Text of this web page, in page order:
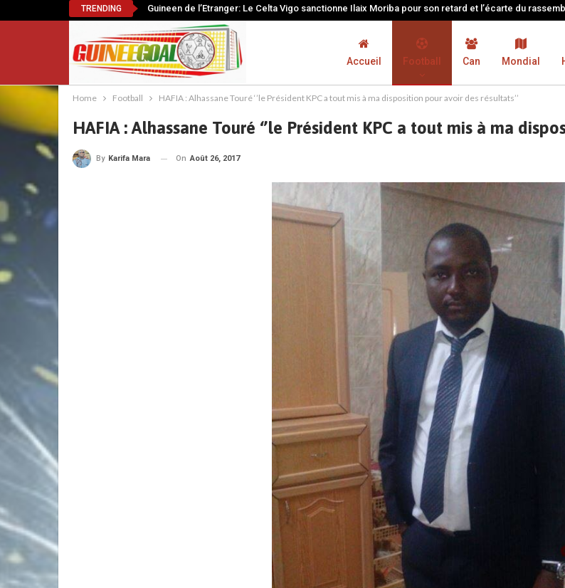
TRENDING Guineen de l’Etranger: Le Celta Vigo sanctionne Ilaix Moriba pour son retard et l’écarte du
Accueil Football Can Mondial
Home Football HAFIA : Alhassane Touré ‘’le Président KPC a tout mis à ma disposition pour avoir des résultats’’
HAFIA : Alhassane Touré ‘’le Président KPC a tout mis à ma
By Karifa Mara On Août 26, 2017